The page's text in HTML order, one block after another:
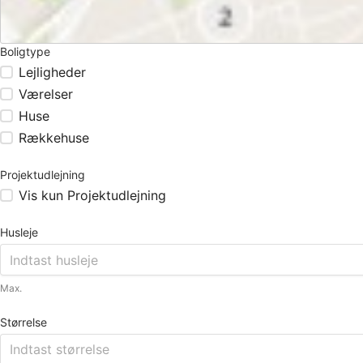
Boligtype
Lejligheder
Værelser
Huse
Rækkehuse
Projektudlejning
Vis kun Projektudlejning
Husleje
Max.
Størrelse